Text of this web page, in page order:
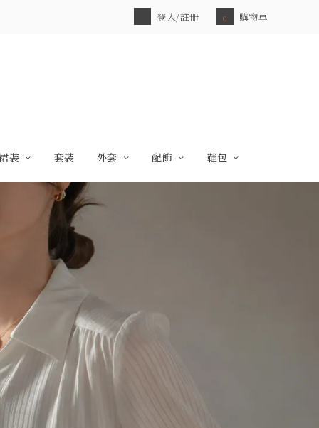
登入/註冊 購物車
0
裝 套裝 外套 配飾 鞋包